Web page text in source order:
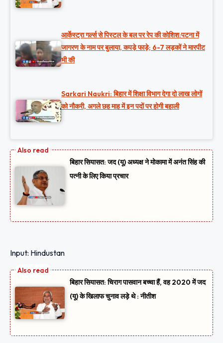
आर्केस्ट्रा गर्ल्स से पिस्टल के बल पर रेप की कोशिश:पटना में
जागरण के नाम पर बुलाया, कपड़े फाड़े; 6-7 लड़कों ने मारपीट
भी की
Sarkari Naukri: बिहार में शिक्षा विभाग देगा दो लाख लोगों
को नौकरी, अगले छह माह में इन पदों पर होगी बहाली
बिहार सियासत: जद (यू) अध्यक्ष ने मोकामा में अनंत सिंह की
पत्नी के लिए किया प्रचार
Input: Hindustan
बिहार सियासत: चिराग पासवान बच्चा हैं, वह 2020 में जद
(यू) के खिलाफ चुनाव लड़े थे : नीतीश